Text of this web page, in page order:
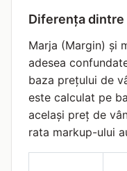
Diferența dintre
Marja (Margin) și
adesea
baza prețului de
este calculat pe
același preț de
rata markup-ului